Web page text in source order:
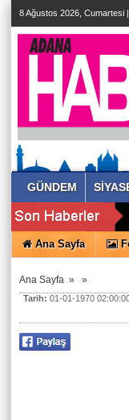
8 Ağustos 2026, Cumartesi
GÜNDEM
Ana Sayfa
Ana Sayfa » »
Tarih: 01-01-1970